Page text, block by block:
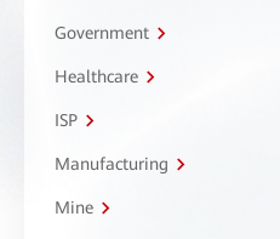
Government
Healthcare
ISP
Manufacturing
Mine